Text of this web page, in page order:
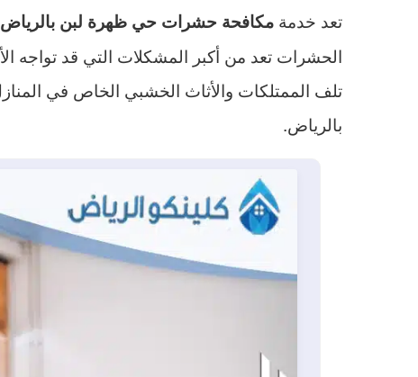
تعد خدمة مكافحة حشرات حي ظهرة لبن بالرياض
الحشرات تعد من أكبر المشكلات التي قد تواجه
تلف الممتلكات والأثاث الخشبي الخاص في
بالرياض.